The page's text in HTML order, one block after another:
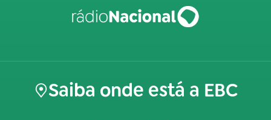
Saiba onde está a EBC